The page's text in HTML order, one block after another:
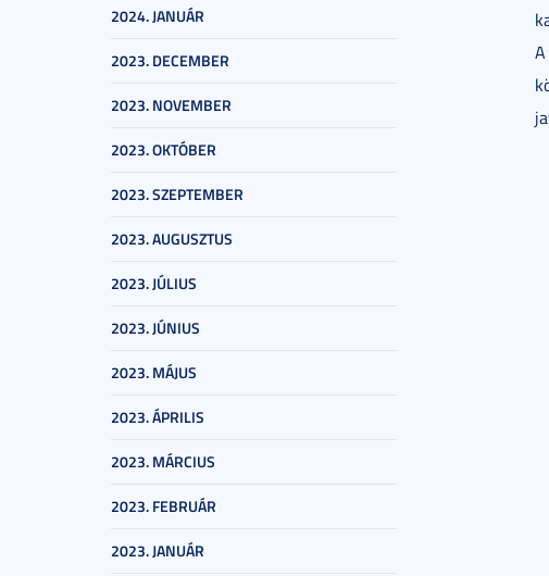
2024. JANUÁR
2023. DECEMBER
2023. NOVEMBER
2023. OKTÓBER
2023. SZEPTEMBER
2023. AUGUSZTUS
2023. JÚLIUS
2023. JÚNIUS
2023. MÁJUS
2023. ÁPRILIS
2023. MÁRCIUS
2023. FEBRUÁR
2023. JANUÁR